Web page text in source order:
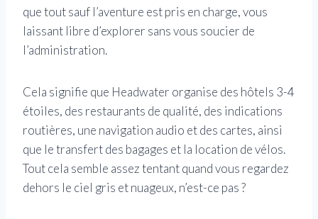
que tout sauf l’aventure est pris en charge, vous
laissant libre d’explorer sans vous soucier de
l’administration.
Cela signifie que Headwater organise des hôtels 3-4
étoiles, des restaurants de qualité, des indications
routières, une navigation audio et des cartes, ainsi
que le transfert des bagages et la location de vélos.
Tout cela semble assez tentant quand vous regardez
dehors le ciel gris et nuageux, n’est-ce pas ?